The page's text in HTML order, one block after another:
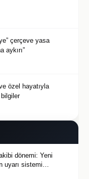
çerçeve yasa
aykırı”
özel hayatıyla
dönemi: Yeni
uyarı sistemi